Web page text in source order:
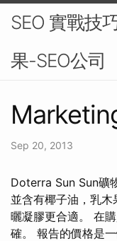
SEO 實戰技
果-SEO公司
Sep 20, 2013
Doterra Sun Sun礦
並含有椰子油，乳
曬凝膠更合適。 在
確。 報告的價格是